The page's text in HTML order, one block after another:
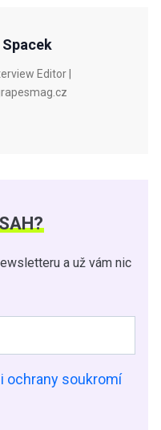
Editor |
a už vám nic
ochrany soukromí